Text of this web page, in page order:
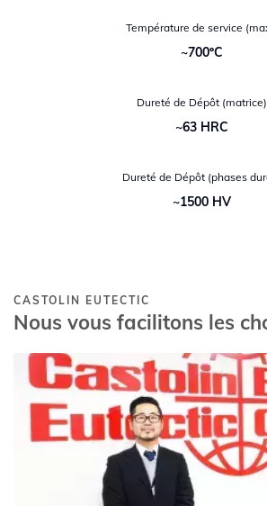
Température de service
~700ºC
Dureté de Dépôt (matrice)
~63 HRC
Dureté de Dépôt (phases
~1500 HV
CASTOLIN EUTECTIC
Nous vous facilitons les